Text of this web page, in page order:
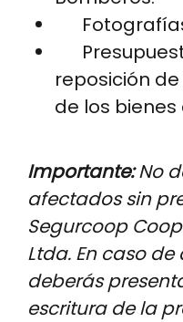
reposición
de los
Importante:No
afectados sin
Segurcoop
Ltda. En caso
deberás
escritura de la